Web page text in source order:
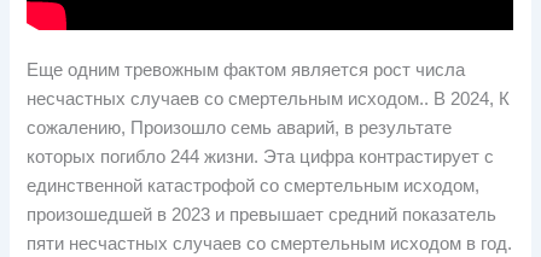
Еще одним тревожным фактом является рост числа
несчастных случаев со смертельным исходом.. В 2024, К
сожалению, Произошло семь аварий, в результате
которых погибло 244 жизни. Эта цифра контрастирует с
единственной катастрофой со смертельным исходом,
произошедшей в 2023 и превышает средний показатель
пяти несчастных случаев со смертельным исходом в год.